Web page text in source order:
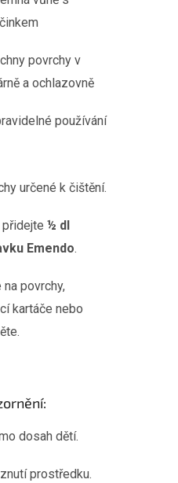
povrchy v
a ochlazovně
používání
určené k čištění.
½ dl
Emendo.
povrchy,
kartáče nebo
dosah dětí.
prostředku.